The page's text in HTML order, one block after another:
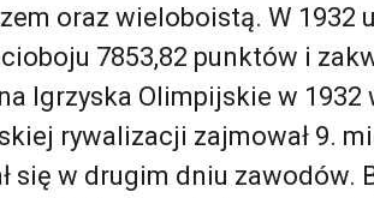
oraz wieloboistą. W 1932
7853,82 punktów i
Igrzyska Olimpijskie w
rywalizacji zajmował 9.
się w drugim dniu zawodów.